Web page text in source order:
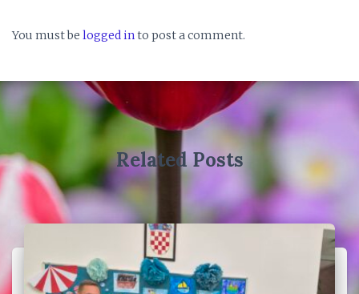
You must be logged into post a comment.
Related Posts